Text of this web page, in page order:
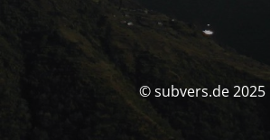
© subvers.de 2025